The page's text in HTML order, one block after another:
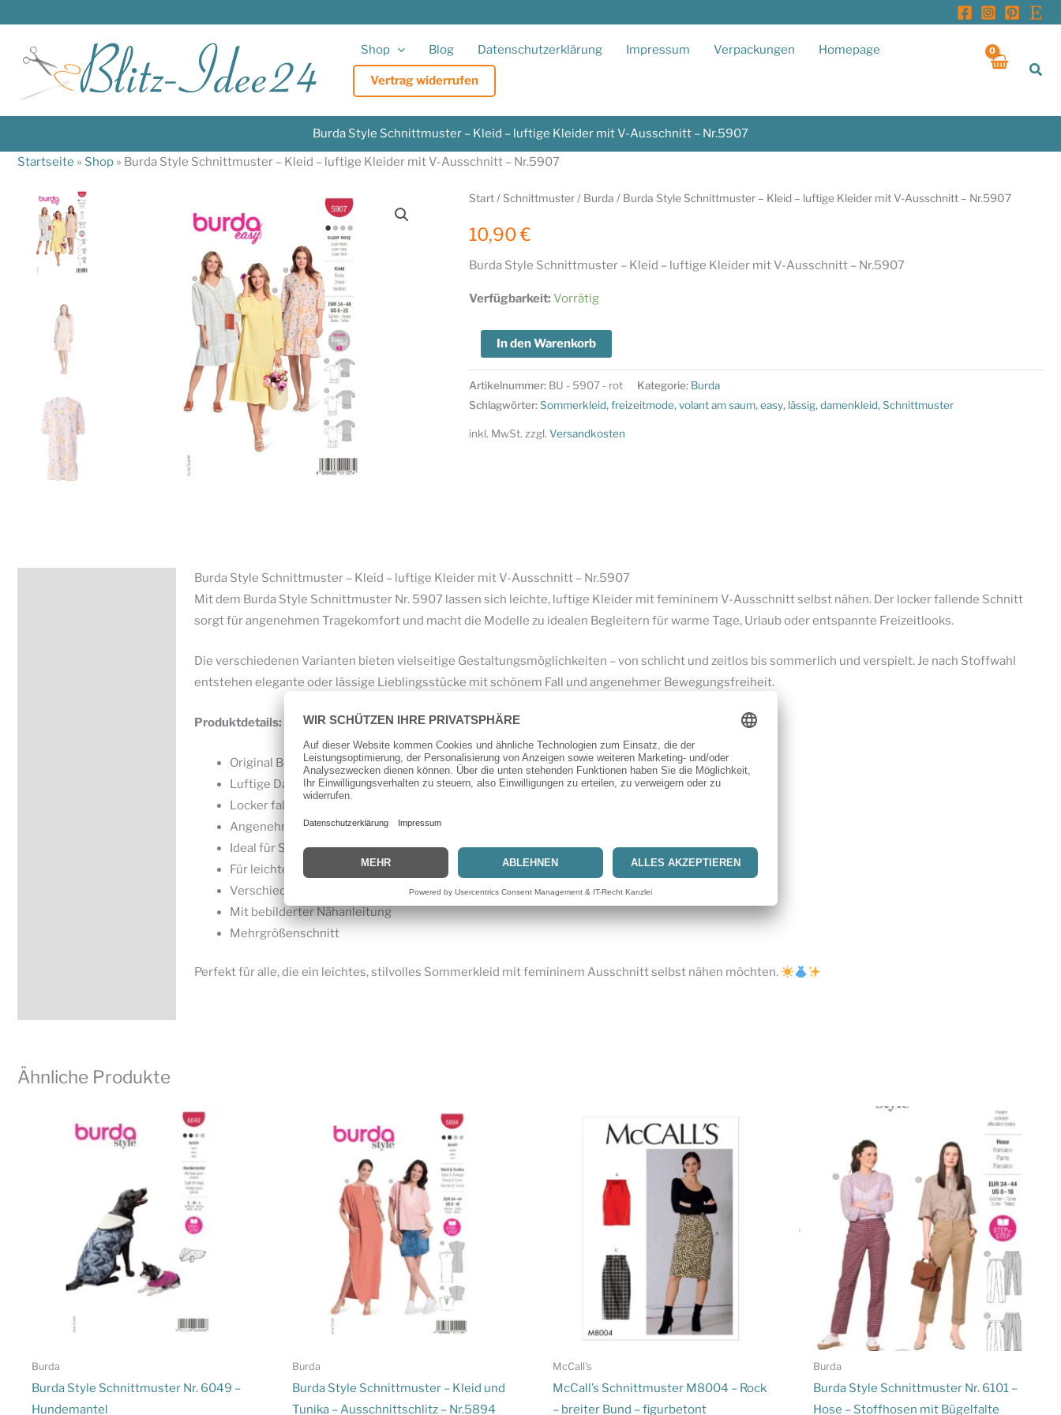
springen
Shop Blog Datenschutzerklärung Impressum Verpackungen Homepage
Vertrag widerrufen
Burda Style Schnittmuster – Kleid – luftige Kleider mit V-Ausschnitt – Nr.5907
Startseite » Shop » Burda Style Schnittmuster – Kleid – luftige Kleider mit V-Ausschnitt – Nr.5907
Start/ Schnittmuster/ Burda / Burda Style Schnittmuster – Kleid – luftige Kleider mit V-Ausschnitt – Nr.5907
10,90€
Burda Style Schnittmuster – Kleid – luftige Kleider mit V-Ausschnitt – Nr.5907
Verfügbarkeit: Vorrätig
Burda
Style
Schnittmuster
-
-
Nr.5907
Menge
In den Warenkorb
Artikelnummer: BU - 5907 - rot Kategorie: Burda
Schlagwörter:Sommerkleid,freizeitmode,volant am saum,easy, lässig,damenkleid,Schnittmuster
inkl. MwSt. zzgl. Versandkosten
Burda Style Schnittmuster – Kleid – luftige Kleider mit V-Ausschnitt – Nr.5907
Mit dem Burda Style Schnittmuster Nr. 5907 lassen sich leichte, luftige Kleider mit femininem V-Ausschnitt selbst nähen. Der locker fallende Schnitt
sorgt für angenehmen Tragekomfort und macht die Modelle zu idealen Begleitern für warme Tage, Urlaub oder entspannte Freizeitlooks.
Die verschiedenen Varianten bieten vielseitige Gestaltungsmöglichkeiten – von schlicht und zeitlos bis sommerlich und verspielt. Je nach Stoffwahl
entstehen elegante oder lässige Lieblingsstücke mit schönem Fall und angenehmer Bewegungsfreiheit.
Produktdetails:
Original Burda Style Schnittmuster Nr. 5907
Luftige Damenkleider mit V-Ausschnitt
Locker fallende, feminine Silhouette
Angenehmer Tragekomfort
Ideal für Sommer, Freizeit & Urlaub
Für leichte Stoffe mit schönem Fall geeignet
Verschiedene Gestaltungsmöglichkeiten
Mit bebilderter Nähanleitung
Mehrgrößenschnitt
Perfekt für alle, die ein leichtes, stilvolles Sommerkleid mit femininem Ausschnitt selbst nähen möchten.
Ähnliche Produkte
Burda
Burda Style Schnittmuster Nr. 6049 –
Hundemantel
Burda
Burda Style Schnittmuster – Kleid und
Tunika – Ausschnittschlitz – Nr.5894
McCall's
McCall’s Schnittmuster M8004 – Rock
– breiter Bund – figurbetont
Burda
Burda Style Schnittmuster Nr. 6101 –
Hose – Stoffhosen mit Bügelfalte